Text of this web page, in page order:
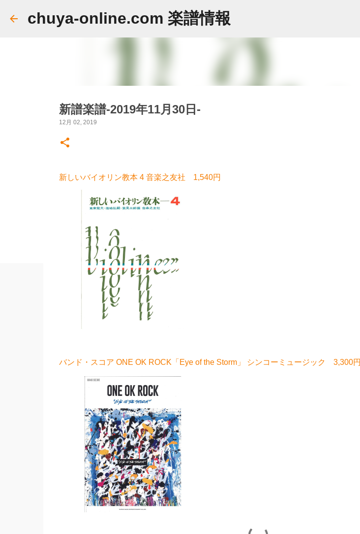
chuya-online.com 楽譜情報
新譜楽譜-2019年11月30日-
12月 02, 2019
新しいバイオリン教本 4 音楽之友社 1,540円
バンド・スコア ONE OK ROCK「Eye of the Storm」 シンコーミュージック 3,300円